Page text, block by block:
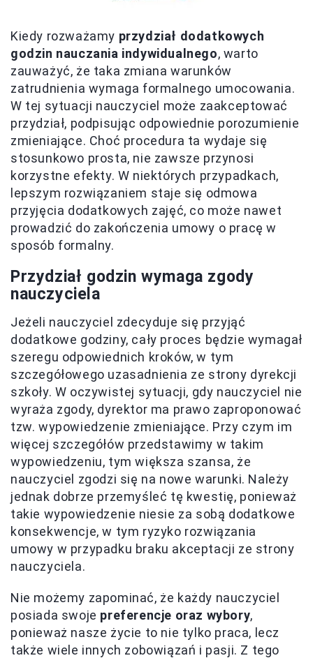
Kiedy rozważamy przydział dodatkowych
godzin nauczania indywidualnego, warto
zauważyć, że taka zmiana warunków
zatrudnienia wymaga formalnego umocowania.
W tej sytuacji nauczyciel może zaakceptować
przydział, podpisując odpowiednie porozumienie
zmieniające. Choć procedura ta wydaje się
stosunkowo prosta, nie zawsze przynosi
korzystne efekty. W niektórych przypadkach,
lepszym rozwiązaniem staje się odmowa
przyjęcia dodatkowych zajęć, co może nawet
prowadzić do zakończenia umowy o pracę w
sposób formalny.
Przydział godzin wymaga zgody
nauczyciela
Jeżeli nauczyciel zdecyduje się przyjąć
dodatkowe godziny, cały proces będzie wymagał
szeregu odpowiednich kroków, w tym
szczegółowego uzasadnienia ze strony dyrekcji
szkoły. W oczywistej sytuacji, gdy nauczyciel nie
wyraża zgody, dyrektor ma prawo zaproponować
tzw. wypowiedzenie zmieniające. Przy czym im
więcej szczegółów przedstawimy w takim
wypowiedzeniu, tym większa szansa, że
nauczyciel zgodzi się na nowe warunki. Należy
jednak dobrze przemyśleć tę kwestię, ponieważ
takie wypowiedzenie niesie za sobą dodatkowe
konsekwencje, w tym ryzyko rozwiązania
umowy w przypadku braku akceptacji ze strony
nauczyciela.
Nie możemy zapominać, że każdy nauczyciel
posiada swoje preferencje oraz wybory,
ponieważ nasze życie to nie tylko praca, lecz
także wiele innych zobowiązań i pasji. Z tego